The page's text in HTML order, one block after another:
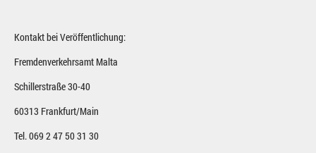
Kontakt bei Veröffentlichung:
Fremdenverkehrsamt Malta
Schillerstraße 30-40
60313 Frankfurt/Main
Tel. 069 2 47 50 31 30